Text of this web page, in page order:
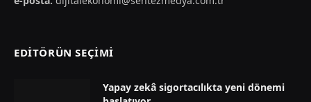
EDİTÖRÜN SEÇİMİ
Yapay zekâ sigortacılıkta yeni dönemi